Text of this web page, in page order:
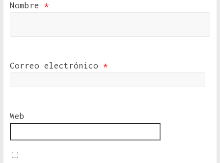
Nombre *
Correo electrónico *
Web